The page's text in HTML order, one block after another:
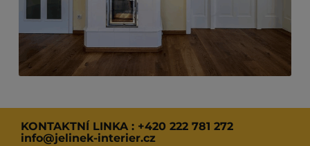
KONTAKTNÍ LINKA : +420 222 781 272
info@jelinek-interier.cz